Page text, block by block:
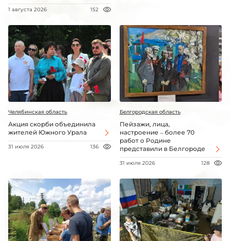
1 августа 2026 152
Челябинская область
Акция скорби объединила
жителей Южного Урала
31 июля 2026 136
Белгородская область
Пейзажи, лица,
настроение – более 70
работ о Родине
представили в Белгороде
31 июля 2026 128